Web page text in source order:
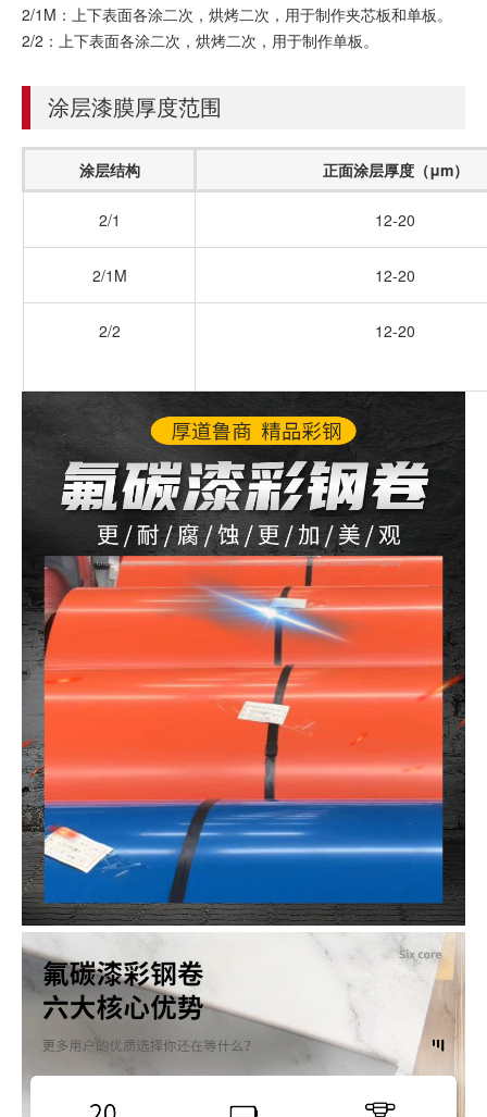
2/1M：上下表面各涂二次，烘烤二次，用于制作夹芯板和单板。
2/2：上下表面各涂二次，烘烤二次，用于制作单板。
涂层漆膜厚度范围
涂层结构 正面涂层厚度（μm）
2/1 12-20
2/1M 12-20
2/2 12-20